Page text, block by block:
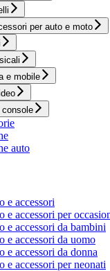
per auto e moto
e mobile
auto
e accessori
e accessori per
e accessori da bambini
e accessori da uomo
e accessori da donna
e accessori per neonati